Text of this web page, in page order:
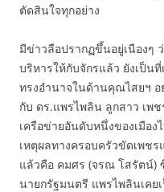
ตัดสินใจทุกอย่าง
มีข่าวลือปรากฏขึ้นอยู่เนืองๆ
บริหารให้กับจักรแล้ว ยังเป็น
ทรงอำนาจในด้านคุณไสยฯ
กับ ดร.แพรไพลิน ลูกสาว เพ
เครือข่ายอันดับหนึ่งของเมือง
เหตุผลทางครอบครัวขัดเพช
แล้วคือ คมศร (จรณ โสรัตน์)
นายกรัฐมนตรี แพรไพลินเคย